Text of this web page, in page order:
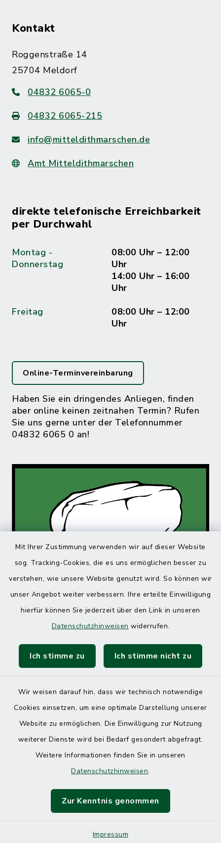
Mit Ihrer Zustimmung verwenden wir auf dieser Website
sog. Tracking-Cookies, die es uns ermöglichen besser zu
verstehen, wie unsere Website genutzt wird. So können wir
unser Angebot weiter verbessern. Ihre erteilte Einwilligung
hierfür können Sie jederzeit über den Link in unseren
Datenschutzhinweisen widerrufen.
Ich stimme zu Ich stimme nicht zu
Wir weisen darauf hin, dass wir technisch notwendige
Cookies einsetzen, um eine optimale Darstellung unserer
Website zu ermöglichen. Die Einwilligung zur Nutzung
weiterer Dienste wird bei Bedarf gesondert abgefragt.
Weitere Informationen finden Sie in unseren
Datenschutzhinweisen.
Zur Kenntnis genommen
Impressum
Kontakt
Roggenstraße 14
25704 Meldorf
04832 6065-0
04832 6065-215
info@mitteldithmarschen.de
Amt Mitteldithmarschen
direkte telefonische Erreichbarkeit
per Durchwahl
Montag -
Donnerstag
08:00 Uhr – 12:00
Uhr
14:00 Uhr – 16:00
Uhr
Freitag
08:00 Uhr – 12:00
Uhr
Online-Terminvereinbarung
Haben Sie ein dringendes Anliegen, finden
aber online keinen zeitnahen Termin? Rufen
Sie uns gerne unter der Telefonnummer
04832 6065 0 an!
Barrierefreiheit
Impressum
Sitemap